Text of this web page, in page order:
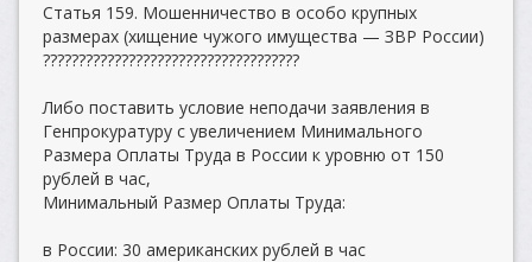
Статья 159. Мошенничество в особо крупных
размерах (хищение чужого имущества — ЗВР России)
????????????????????????????????????
Либо поставить условие неподачи заявления в
Генпрокуратуру с увеличением Минимального
Размера Оплаты Труда в России к уровню от 150
рублей в час,
Минимальный Размер Оплаты Труда:
в России: 30 американских рублей в час